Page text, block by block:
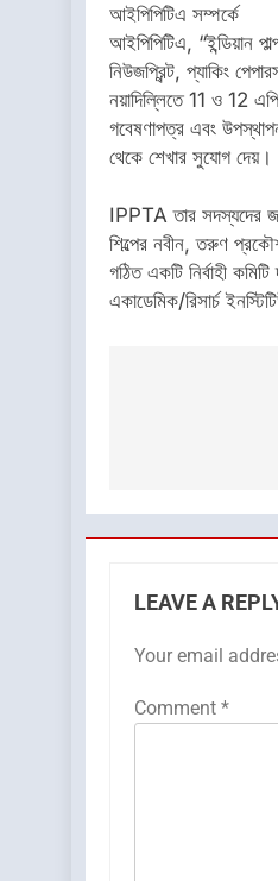
আইপিপিটিএ সম্পর্কে
আইপিপিটিএ, “ইন্ডিয়ান
নিউজপ্রিন্ট, প্যাকিং
নয়াদিল্লিতে 11 ও 12
গবেষণাপত্র এবং
থেকে শেখার সুযোগ দেয়।
IPPTA তার সদস্যদের
শিল্পের নবীন, তরুণ
গঠিত একটি নির্বাহী
একাডেমিক/রিসার্চ
LEAVE A
Your email
Comment *